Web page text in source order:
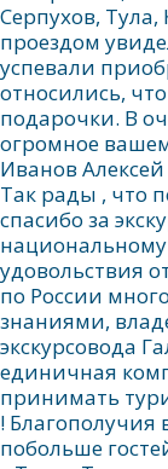
Серпухов,
проездом
успевали
относились,
подарочки. В
огромное
Иванов Алексей
Так рады , что
спасибо за
национальному
удовольствия
по России
знаниями,
экскурсовода
единичная
принимать
!
побольше